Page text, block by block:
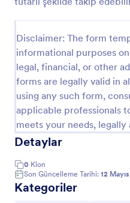
Disclaimer: The form
informational purposes
legal, financial, or other
forms are legally valid in
using any such form,
applicable professionals
meets your needs, legally
Detaylar
0 Klon
Son Güncelleme Tarihi: 12
Kategoriler
Jotform üzerinden veri
kolaylaştırın.
Sağlık Sevk Formları